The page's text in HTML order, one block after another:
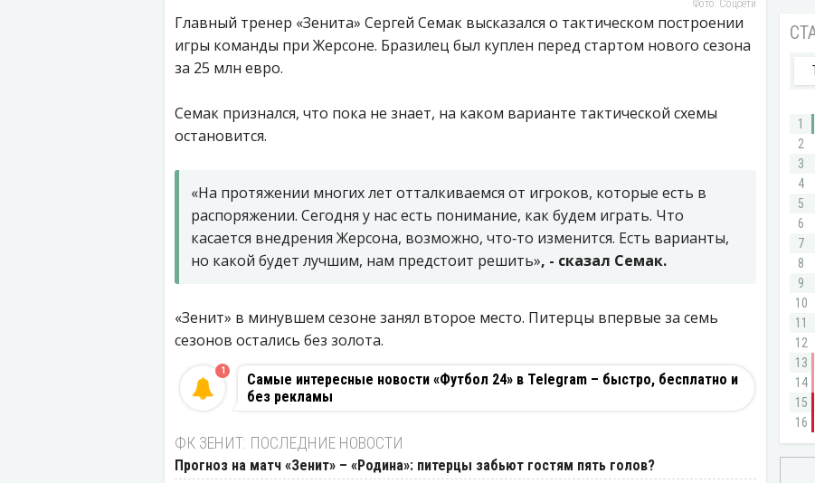
Фото: Соцсети
Главный тренер «Зенита» Сергей Семак высказался о тактическом построении
игры команды при Жерсоне. Бразилец был куплен перед стартом нового сезона
за 25 млн евро.
Семак признался, что пока не знает, на каком варианте тактической схемы
остановится.
«На протяжении многих лет отталкиваемся от игроков, которые есть в
распоряжении. Сегодня у нас есть понимание, как будем играть. Что
касается внедрения Жерсона, возможно, что‑то изменится. Есть варианты,
но какой будет лучшим, нам предстоит решить», - сказал Семак.
«Зенит» в минувшем сезоне занял второе место. Питерцы впервые за семь
сезонов остались без золота.
Самые интересные новости «Футбол 24» в Telegram – быстро, бесплатно и
без рекламы
1
ФК ЗЕНИТ: ПОСЛЕДНИЕ НОВОСТИ
Прогноз на матч «Зенит» – «Родина»: питерцы забьют гостям пять голов?